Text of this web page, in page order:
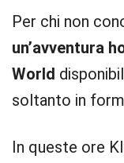
Per chi non
un’avventura
World
soltanto in
In queste ore